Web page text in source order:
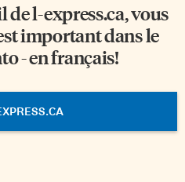
del-express.ca, vous
important dans le
- en français!